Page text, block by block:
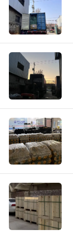
উদ্ধৃতির
জন্য
আবেদন
VR
SHOW
সাইট
ম্যাপ
গোপনীয়তা
নীতি